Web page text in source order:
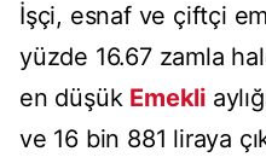
İşçi, esnaf ve çiftçi
yüzde 16.67 zamla
en düşük Emekli
ve 16 bin 881 liraya